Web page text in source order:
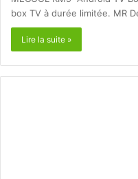
box TV à durée limitée. MR
Lire la suite »